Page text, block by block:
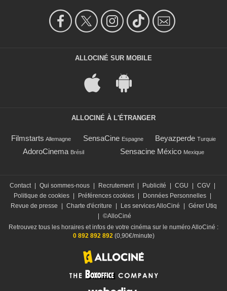
ALLOCINÉ SUR MOBILE
ALLOCINÉ À L'ÉTRANGER
Filmstarts Allemagne SensaCine Espagne Beyazperde Turquie
AdoroCinema Brésil Sensacine México Mexique
Contact | Qui sommes-nous | Recrutement | Publicité | CGU | CGV |
Politique de cookies | Préférences cookies | Données Personnelles |
Revue de presse
| Charte d'écriture | Les services AlloCiné | Gérer Utiq
| ©AlloCiné
Retrouvez tous les horaires et infos de votre cinéma sur le numéro AlloCiné :
0 892 892 892 (0,90€/minute)